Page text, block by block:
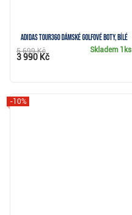
Adidas Tour360 dámské golfové boty, bílé
Skladem 1ks
5 699 Kč
3 990 Kč
-10%